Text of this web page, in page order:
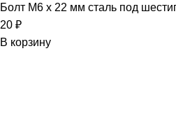
Болт М6 х 22 мм сталь под
20 ₽
В корзину